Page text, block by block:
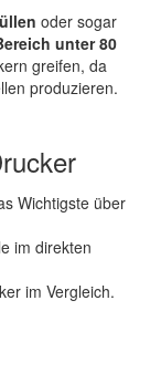
oder sogar
unter 80
greifen, da
produzieren.
Wichtigste über
im direkten
im Vergleich.